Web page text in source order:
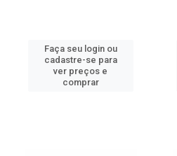
Faça seu login ou
cadastre-se para
ver preços e
comprar